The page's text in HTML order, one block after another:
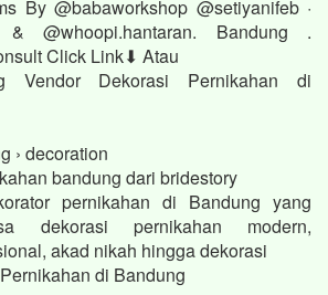
By @babaworkshop @setiyanifeb ·
& @whoopi.hantaran. Bandung .
Click Link⬇ Atau
Vendor Dekorasi Pernikahan di
› decoration
bandung dari bridestory
pernikahan di Bandung yang
dekorasi pernikahan modern,
akad nikah hingga dekorasi
di Bandung